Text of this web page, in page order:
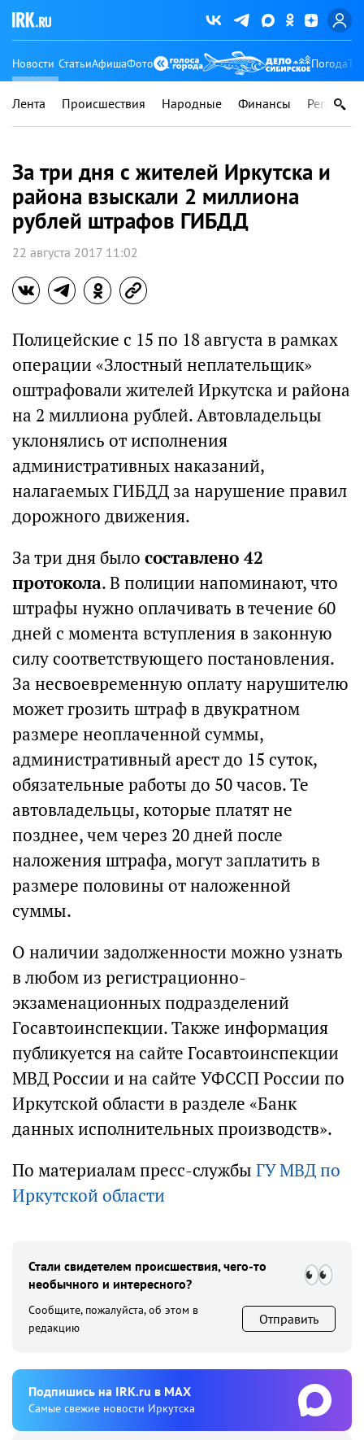
Новости СтатьиАфишаФото Погода
Лента Происшествия Народные Финансы Регионы
За три дня с жителей Иркутска и
района взыскали 2 миллиона
рублей штрафов ГИБДД
22 августа 2017 11:02
Полицейские с 15 по 18 августа в рамках
операции «Злостный неплательщик»
оштрафовали жителей Иркутска и района
на 2 миллиона рублей. Автовладельцы
уклонялись от исполнения
административных наказаний,
налагаемых ГИБДД за нарушение правил
дорожного движения.
За три дня было составлено 42
протокола. В полиции напоминают, что
штрафы нужно оплачивать в течение 60
дней с момента вступления в законную
силу соответствующего постановления.
За несвоевременную оплату нарушителю
может грозить штраф в двукратном
размере неоплаченной суммы,
административный арест до 15 суток,
обязательные работы до 50 часов. Те
автовладельцы, которые платят не
позднее, чем через 20 дней после
наложения штрафа, могут заплатить в
размере половины от наложенной
суммы.
О наличии задолженности можно узнать
в любом из регистрационно-
экзаменационных подразделений
Госавтоинспекции. Также информация
публикуется на сайте Госавтоинспекции
МВД России и на сайте УФССП России по
Иркутской области в разделе «Банк
данных исполнительных производств».
По материалам пресс-службы ГУ МВД по
Иркутской области
Стали свидетелем происшествия, чего-то
необычного и интересного?
Сообщите, пожалуйста, об этом в
редакцию
Отправить
Подпишиcь на IRK.ru в MAX
Cамые свежие новости Иркутска